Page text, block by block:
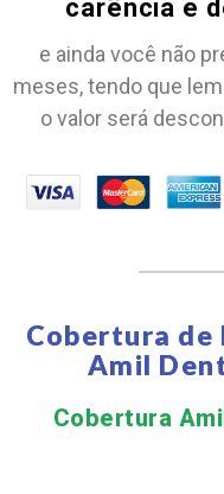
carência é
e ainda você não
meses, tendo que
o valor será
Cobertura de
Amil
Cobertura